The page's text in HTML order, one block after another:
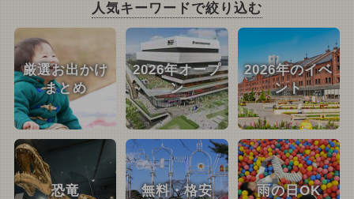
人気キーワードで絞り込む
厳選お出かけ
まとめ
2026年オープ
ン
2026年のイベ
ント
恐竜 無料・格安 雨の日OK